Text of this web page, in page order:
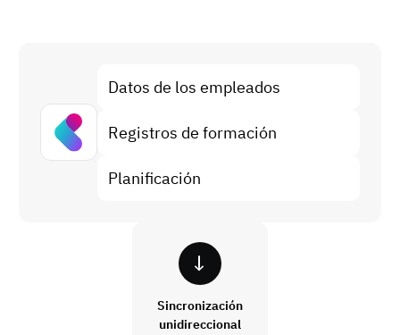
Previsión y tendencias
19 de marzo de 2026
Deja de perseguir, empieza a automatizar
con AG5 Workflows
Datos de los empleados
Registros de formación
Planificación
Sincronización
unidireccional